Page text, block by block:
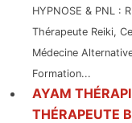
HYPNOSE & PNL :
Thérapeute Reiki,
Médecine
Formation...
AYAM
THÉRAPEUTE